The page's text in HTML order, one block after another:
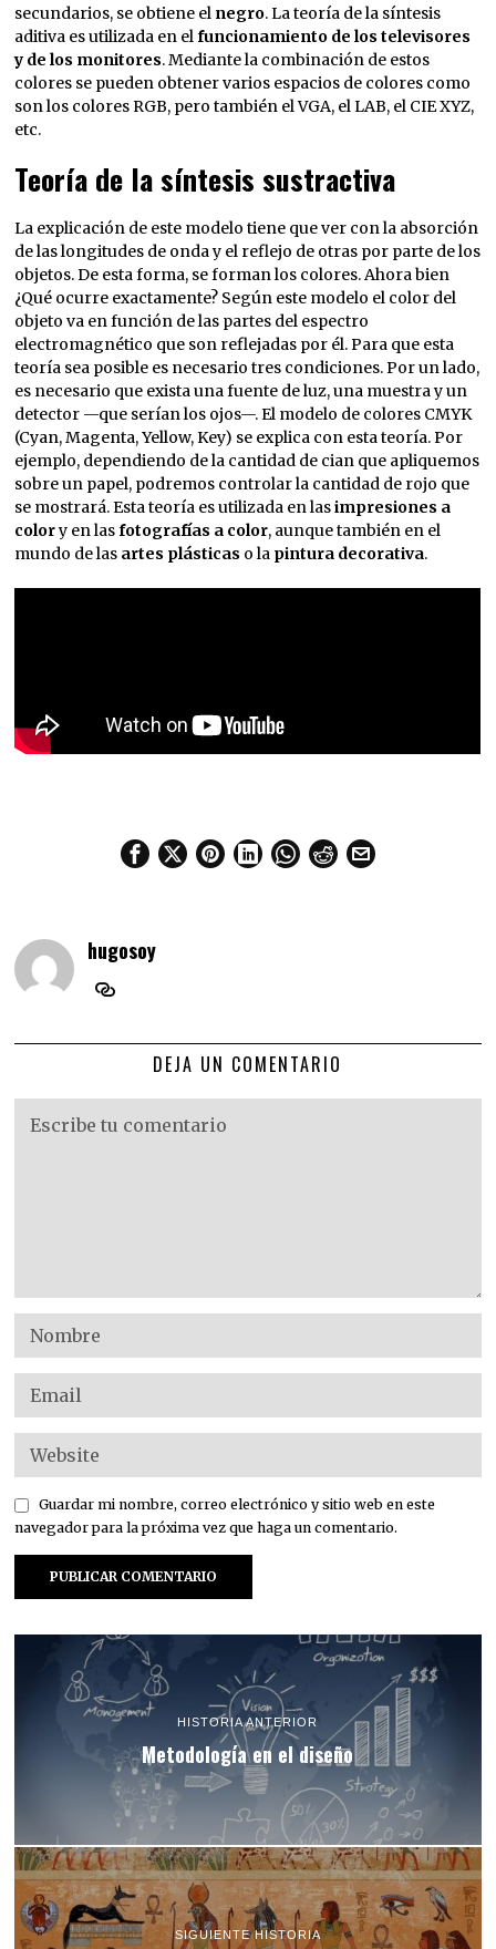
secundarios, se obtiene el negro. La teoría de la síntesis
aditiva es utilizada en elfuncionamiento de los televisores
y de los monitores. Mediante la combinación de estos
colores se pueden obtener varios espacios de colores como
son los colores RGB, pero también el VGA, el LAB, el CIE XYZ,
etc.
Teoría de la síntesis sustractiva
La explicación de este modelo tiene que ver con la absorción
de las longitudes de onda y el reflejo de otras por parte de los
objetos. De esta forma, se forman los colores. Ahora bien
¿Qué ocurre exactamente? Según este modelo el color del
objeto va en función de las partes del espectro
electromagnético que son reflejadas por él. Para que esta
teoría sea posible es necesario tres condiciones. Por un lado,
es necesario que exista una fuente de luz, una muestra y un
detector —que serían los ojos—. El modelo de colores CMYK
(Cyan, Magenta, Yellow, Key) se explica con esta teoría. Por
ejemplo, dependiendo de la cantidad de cian que apliquemos
sobre un papel, podremos controlar la cantidad de rojo que
se mostrará. Esta teoría es utilizada en lasimpresiones a
colory en lasfotografías a color, aunque también en el
mundo de las artes plásticas o la pintura decorativa.
hugosoy
DEJA UN COMENTARIO
Guardar mi nombre, correo electrónico y sitio web en este
navegador para la próxima vez que haga un comentario.
HISTORIA ANTERIOR
Metodología en el diseño
SIGUIENTE HISTORIA